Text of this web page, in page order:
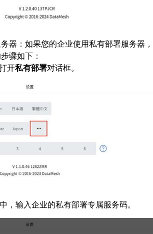
器：如果您的企业使用私有部署服务器
骤如下：
开私有部署对话框。
，输入企业的私有部署专属服务码。